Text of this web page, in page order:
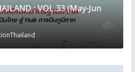
: VOL.33 (May-Jun